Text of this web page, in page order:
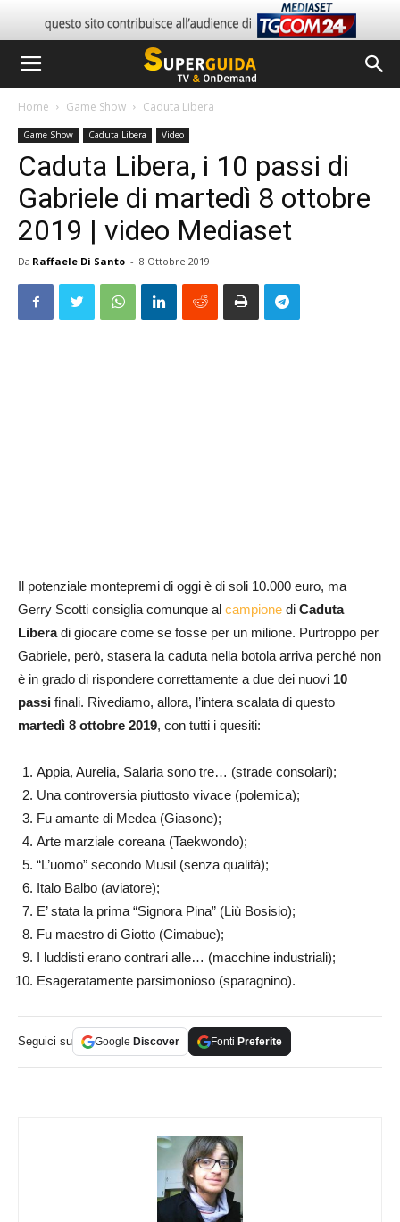
Home Game Show Caduta Libera
Game Show Caduta Libera Video
Caduta Libera, i 10 passi di
Gabriele di martedì 8 ottobre
2019 | video Mediaset
Da Raffaele Di Santo - 8 Ottobre 2019
Il potenziale montepremi di oggi è di soli 10.000 euro, ma
Gerry Scotti consiglia comunque al campione di Caduta
Liberadi giocare come se fosse per un milione. Purtroppo per
Gabriele, però, stasera la caduta nella botola arriva perché non
è in grado di rispondere correttamente a due dei nuovi 10
passi finali. Rivediamo, allora, l’intera scalata di questo
martedì 8 ottobre 2019, con tutti i quesiti:
Appia, Aurelia, Salaria sono tre… (strade consolari);
Una controversia piuttosto vivace (polemica);
Fu amante di Medea (Giasone);
Arte marziale coreana (Taekwondo);
“L’uomo” secondo Musil (senza qualità);
Italo Balbo (aviatore);
E’ stata la prima “Signora Pina” (Liù Bosisio);
Fu maestro di Giotto (Cimabue);
I luddisti erano contrari alle… (macchine industriali);
Esageratamente parsimonioso (sparagnino).
Seguici su Google Discover Fonti Preferite